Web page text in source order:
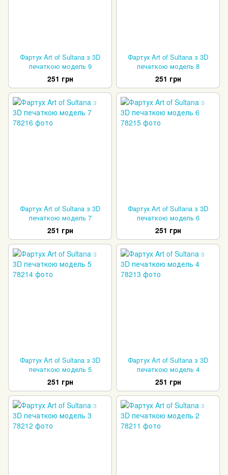
Фартух Art of Sultana з 3D
печаткою модель 9
251 грн
Фартух Art of Sultana з 3D
печаткою модель 8
251 грн
Фартух Art of Sultana з 3D
печаткою модель 7
251 грн
Фартух Art of Sultana з 3D
печаткою модель 6
251 грн
Фартух Art of Sultana з 3D
печаткою модель 5
251 грн
Фартух Art of Sultana з 3D
печаткою модель 4
251 грн